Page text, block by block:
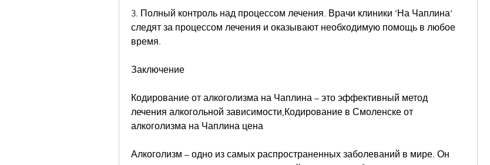
3. Полный контроль над процессом лечения. Врачи клиники 'На Чаплина'
следят за процессом лечения и оказывают необходимую помощь в любое
время.
Заключение
Кодирование от алкоголизма на Чаплина – это эффективный метод
лечения алкогольной зависимости,Кодирование в Смоленске от
алкоголизма на Чаплина цена
Алкоголизм – одно из самых распространенных заболеваний в мире. Он